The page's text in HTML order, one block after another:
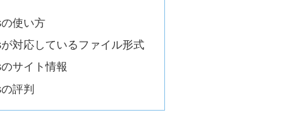
使い方
対応しているファイル形式
サイト情報
評判